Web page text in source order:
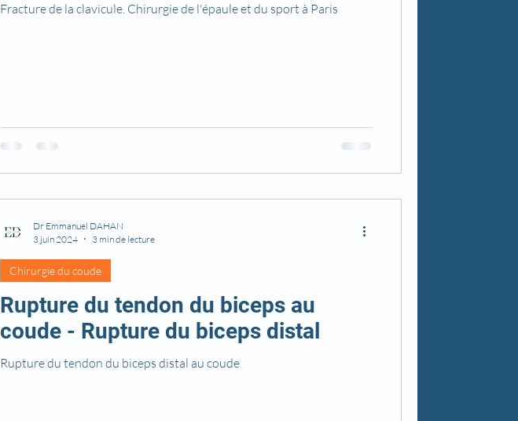
Fracture de la clavicule. Chirurgie de l'épaule et du sport à Paris
Rupture du tendon du biceps au
coude - Rupture du biceps distal
Rupture du tendon du biceps distal au coude
Chirurgie du coude
Dr Emmanuel DAHAN
3 juin 2024
3 min de lecture